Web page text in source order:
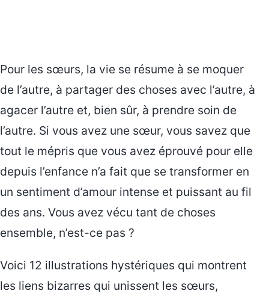
Pour les sœurs, la vie se résume à se moquer
de l’autre, à partager des choses avec l’autre, à
agacer l’autre et, bien sûr, à prendre soin de
l’autre. Si vous avez une sœur, vous savez que
tout le mépris que vous avez éprouvé pour elle
depuis l’enfance n’a fait que se transformer en
un sentiment d’amour intense et puissant au fil
des ans. Vous avez vécu tant de choses
ensemble, n’est-ce pas ?
Voici 12 illustrations hystériques qui montrent
les liens bizarres qui unissent les sœurs,